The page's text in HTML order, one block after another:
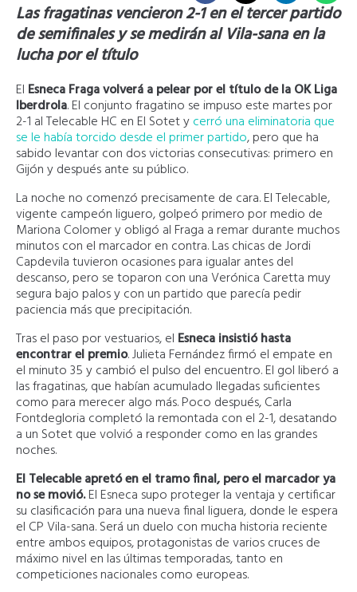
Las fragatinas vencieron 2-1 en el tercer partido
de semifinales y se medirán al Vila-sana en la
lucha por el título
El Esneca Fraga volverá a pelear por el título de la OK Liga
Iberdrola. El conjunto fragatino se impuso este martes por
2-1 al Telecable HC en El Sotet ycerró una eliminatoria que
se le había torcido desde el primer partido, pero que ha
sabido levantar con dos victorias consecutivas: primero en
Gijón y después ante su público.
La noche no comenzó precisamente de cara. El Telecable,
vigente campeón liguero, golpeó primero por medio de
Mariona Colomer y obligó al Fraga a remar durante muchos
minutos con el marcador en contra. Las chicas de Jordi
Capdevila tuvieron ocasiones para igualar antes del
descanso, pero se toparon con una Verónica Caretta muy
segura bajo palos y con un partido que parecía pedir
paciencia más que precipitación.
Tras el paso por vestuarios, el Esneca insistió hasta
encontrar el premio. Julieta Fernández firmó el empate en
el minuto 35 y cambió el pulso del encuentro. El gol liberó a
las fragatinas, que habían acumulado llegadas suficientes
como para merecer algo más. Poco después, Carla
Fontdegloria completó la remontada con el 2-1, desatando
a un Sotet que volvió a responder como en las grandes
noches.
El Telecable apretó en el tramo final, pero el marcador ya
no se movió.El Esneca supo proteger la ventaja y certificar
su clasificación para una nueva final liguera, donde le espera
el CP Vila-sana. Será un duelo con mucha historia reciente
entre ambos equipos, protagonistas de varios cruces de
máximo nivel en las últimas temporadas, tanto en
competiciones nacionales como europeas.